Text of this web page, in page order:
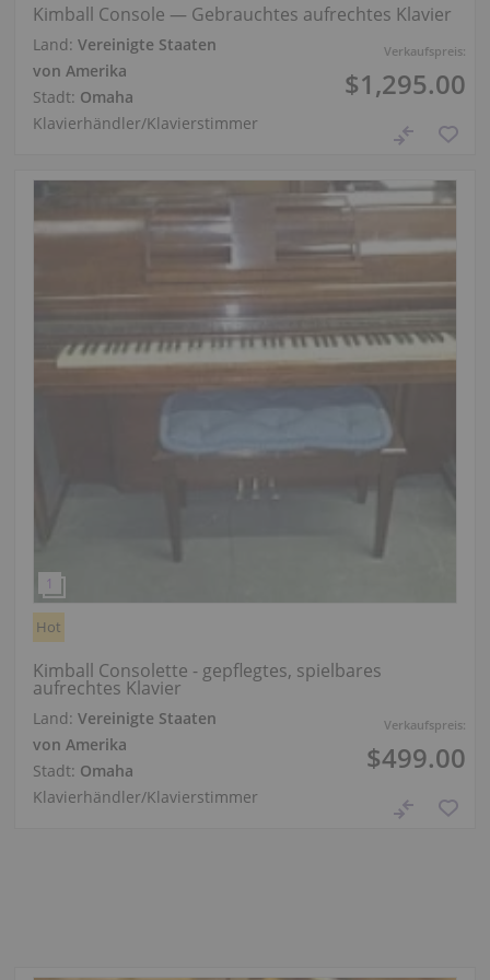
Verkaufspreis:
$1,295.00
Kimball Console — Gebrauchtes aufrechtes Klavier
Land: Vereinigte Staaten
von Amerika
Stadt: Omaha
Klavierhändler/Klavierstimmer
Verkaufspreis:
$499.00
Hot
Kimball Consolette - gepflegtes, spielbares
aufrechtes Klavier
Land: Vereinigte Staaten
von Amerika
Stadt: Omaha
Klavierhändler/Klavierstimmer